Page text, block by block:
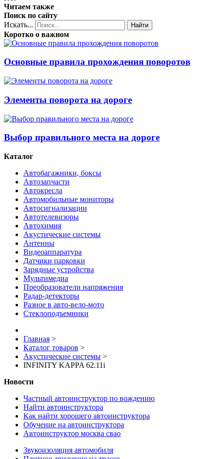
Читаем также
Поиск по сайту
Искать...
Найти
Коротко о важном
Основные правила прохождения поворотов
Элементы поворота на дороге
Выбор правильного места на дороге
Каталог
Автобагажники, боксы
Автозапчасти
Автокресла
Автомобильные мониторы
Автосигнализации
Автотелевизоры
Автохимия
Акустические системы
Антенны
Видеоаппаратура
Датчики парковки
Зарядные устройства
Мультимедиа
Преобразователи напряжения
Радар-детекторы
Разное в авто-вело-мото
Стеклоподъемники
Главная >
Каталог товаров >
Акустические системы >
INFINITY KAPPA 62.11i
Новости
Частный автоинструктор по вождению
Найти автоинструктора
Как найти хорошего автоинструктора
Обучение на автоинструктора
Автоинструктор москва свао
Звукоизоляция автомобиля